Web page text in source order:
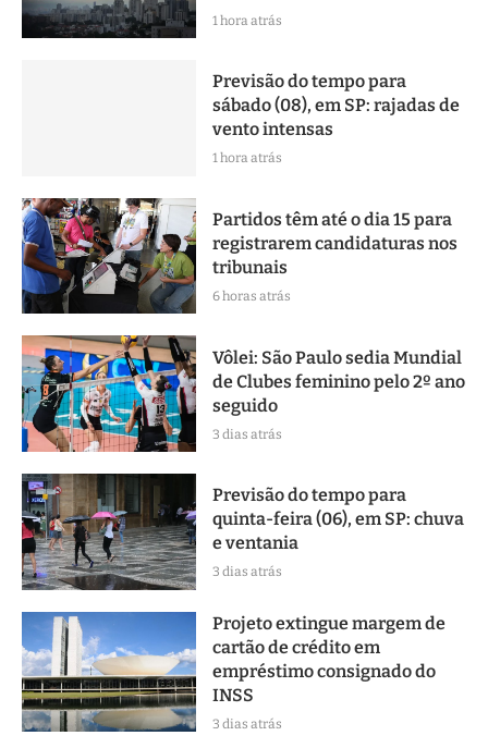
1 hora atrás
Previsão do tempo para
sábado (08), em SP: rajadas de
vento intensas
1 hora atrás
Partidos têm até o dia 15 para
registrarem candidaturas nos
tribunais
6 horas atrás
Vôlei: São Paulo sedia Mundial
de Clubes feminino pelo 2º ano
seguido
3 dias atrás
Previsão do tempo para
quinta-feira (06), em SP: chuva
e ventania
3 dias atrás
Projeto extingue margem de
cartão de crédito em
empréstimo consignado do
INSS
3 dias atrás